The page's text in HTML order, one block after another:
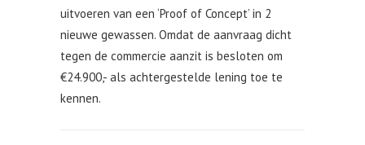
uitvoeren van een ‘Proof of Concept’ in 2
nieuwe gewassen. Omdat de aanvraag dicht
tegen de commercie aanzit is besloten om
€24.900,- als achtergestelde lening toe te
kennen.